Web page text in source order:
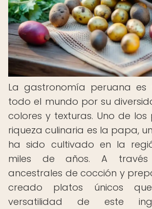
La gastronomía peruana es
todo el mundo por su
colores y texturas. Uno de los
riqueza culinaria es la papa,
ha sido cultivado en la
miles de años. A
ancestrales de cocción y
creado platos únicos
versatilidad de este